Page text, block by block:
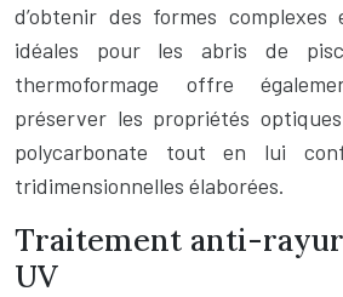
d’obtenir des formes complexes
idéales pour les abris de
thermoformage offre
préserver les propriétés
polycarbonate tout en lui
tridimensionnelles élaborées.
Traitement anti-
UV